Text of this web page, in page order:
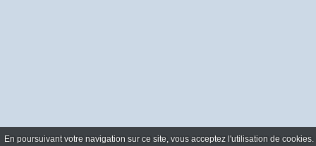
En poursuivant votre navigation sur ce site, vous acceptez l'utilisation de